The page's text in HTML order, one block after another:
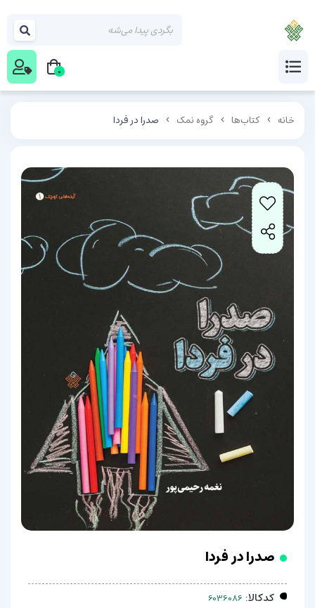
خانه کتاب‌ها گروه نمک صدرا در فردا
صدرا در فردا
کدکالا:
0